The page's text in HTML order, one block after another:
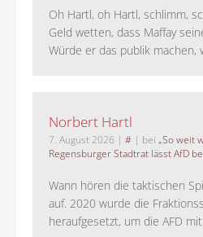
Oh Hartl, oh Hartl, schlimm,
Geld wetten, dass Maffay
Würde er das publik machen,
Norbert Hartl
7. August 2026 | # | bei „So weit
Regensburger Stadtrat lässt AfD
Wann hören die taktischen
auf. 2020 wurde die
heraufgesetzt, um die AFD